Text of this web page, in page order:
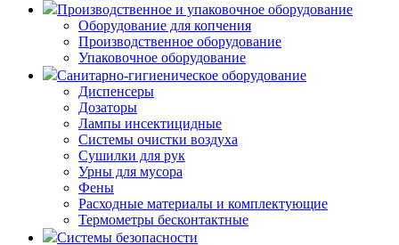
Производственное и упаковочное оборудование
Оборудование для копчения
Производственное оборудование
Упаковочное оборудование
Санитарно-гигиеническое оборудование
Диспенсеры
Дозаторы
Лампы инсектицидные
Системы очистки воздуха
Сушилки для рук
Урны для мусора
Фены
Расходные материалы и комплектующие
Термометры бесконтактные
Системы безопасности